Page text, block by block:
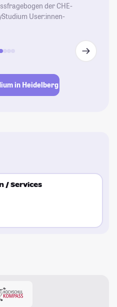
der CHE-
User:innen-
in Heidelberg
/ Services